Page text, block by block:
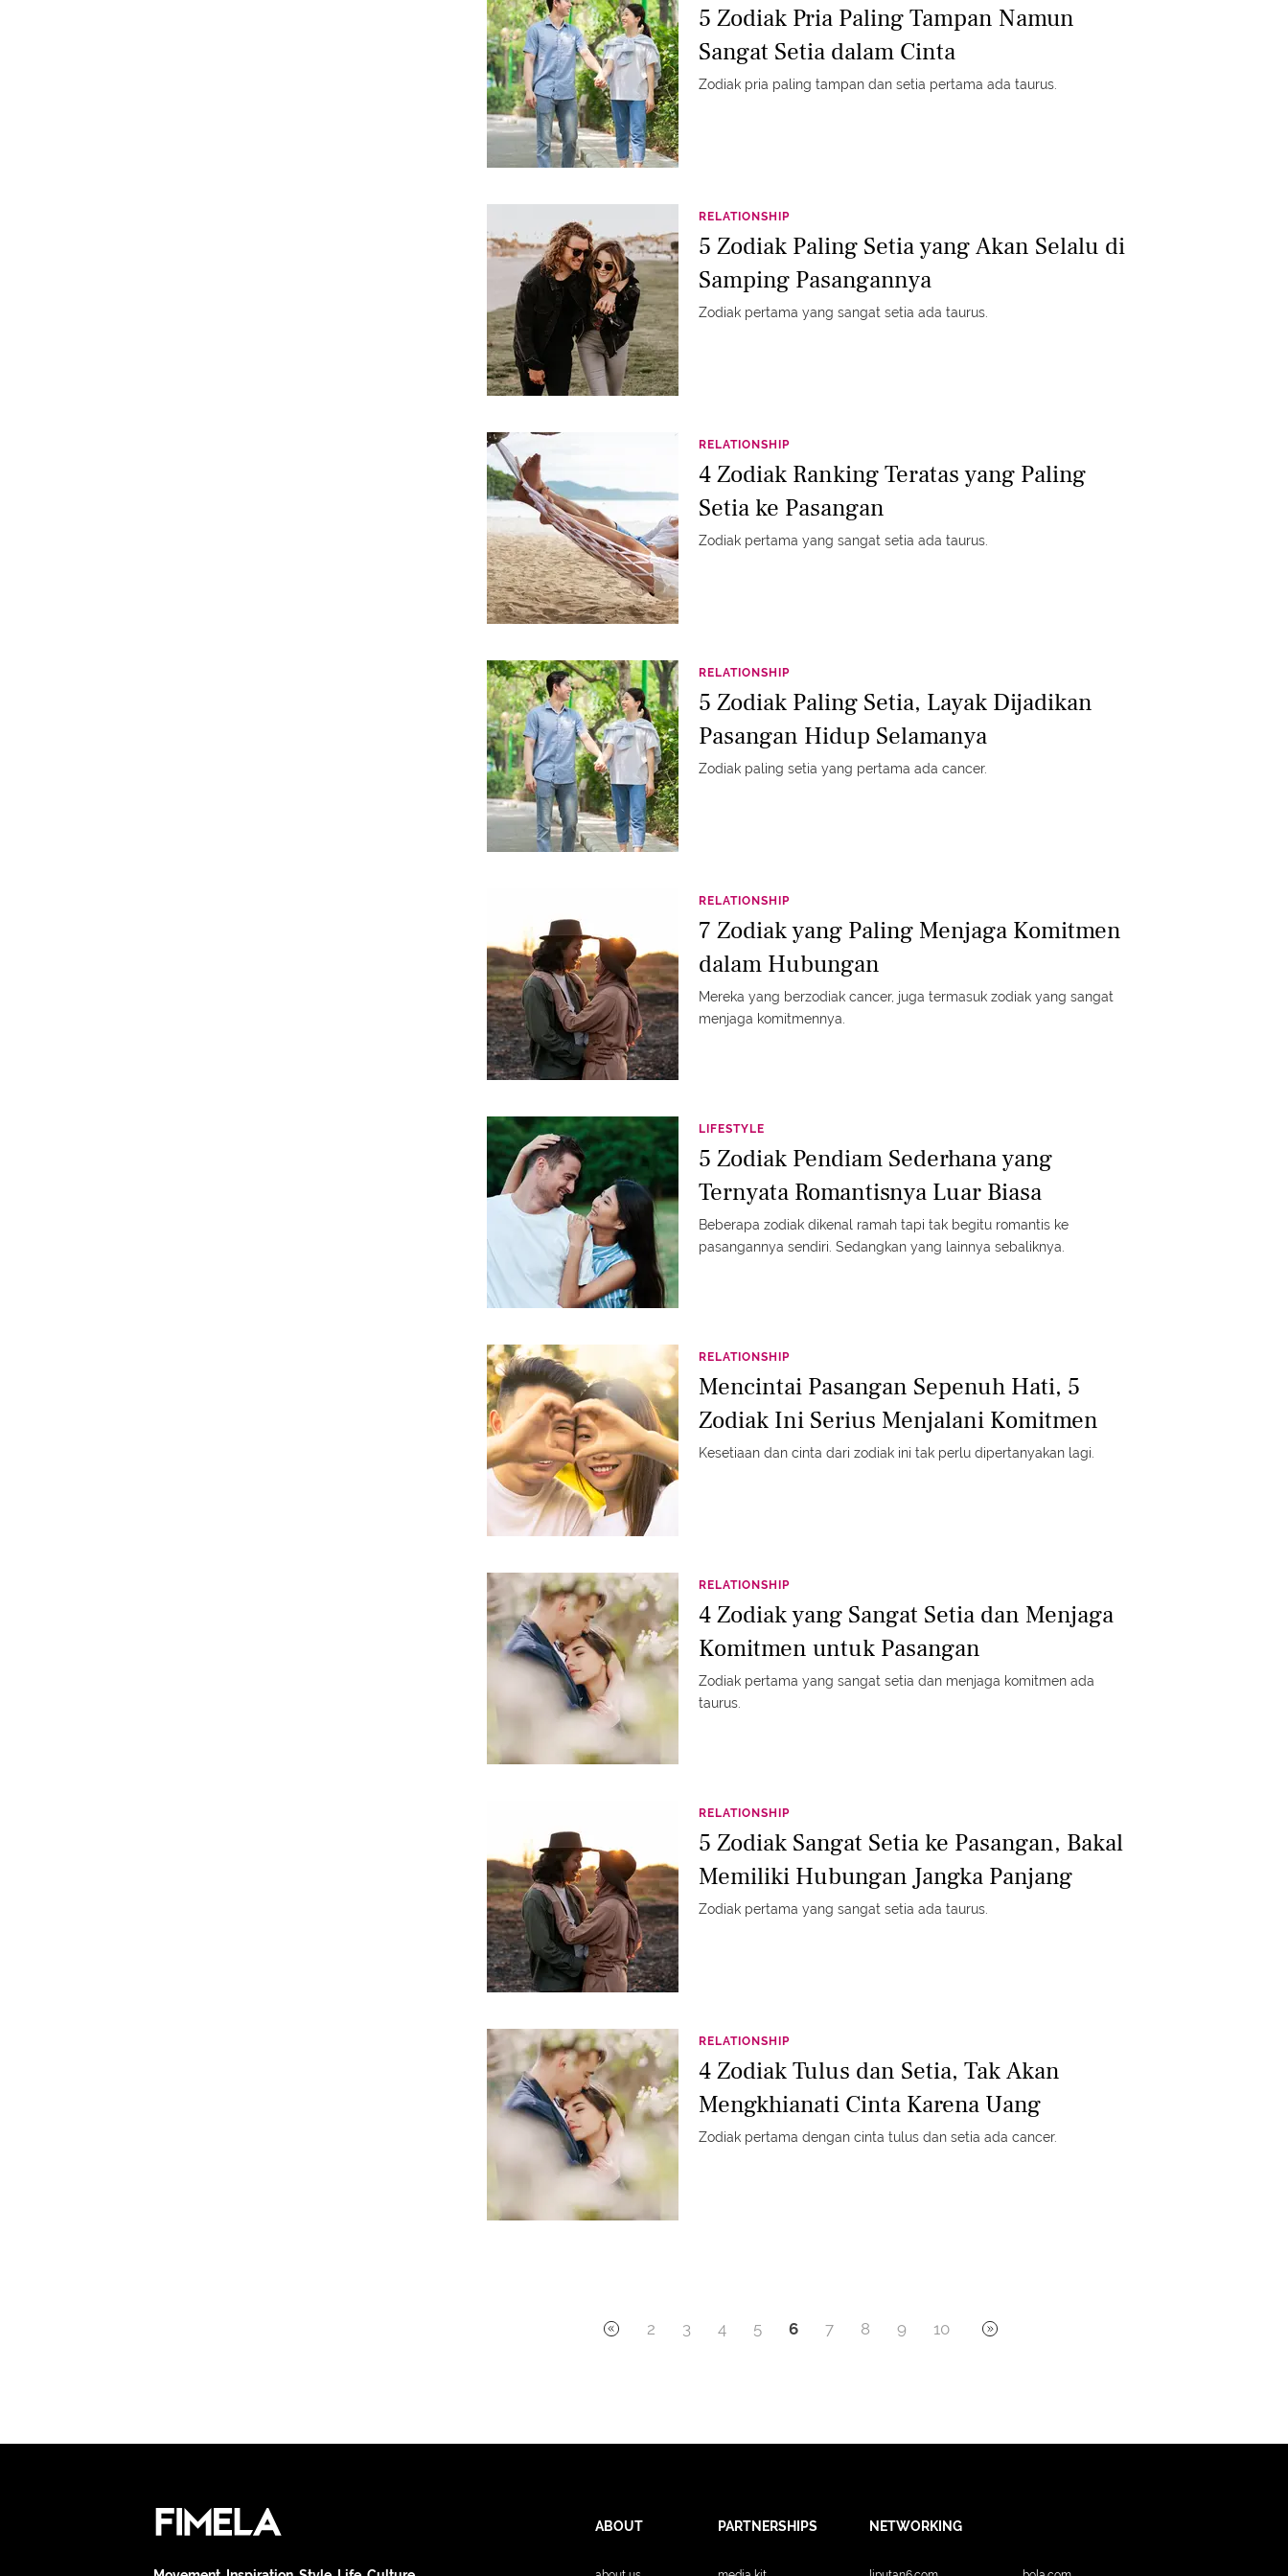
5 Zodiak Pria Paling Tampan Namun
Sangat Setia dalam Cinta
Zodiak pria paling tampan dan setia pertama ada taurus.
RELATIONSHIP
5 Zodiak Paling Setia yang Akan Selalu di
Samping Pasangannya
Zodiak pertama yang sangat setia ada taurus.
RELATIONSHIP
4 Zodiak Ranking Teratas yang Paling
Setia ke Pasangan
Zodiak pertama yang sangat setia ada taurus.
RELATIONSHIP
5 Zodiak Paling Setia, Layak Dijadikan
Pasangan Hidup Selamanya
Zodiak paling setia yang pertama ada cancer.
RELATIONSHIP
7 Zodiak yang Paling Menjaga Komitmen
dalam Hubungan
Mereka yang berzodiak cancer, juga termasuk zodiak yang sangat
menjaga komitmennya.
LIFESTYLE
5 Zodiak Pendiam Sederhana yang
Ternyata Romantisnya Luar Biasa
Beberapa zodiak dikenal ramah tapi tak begitu romantis ke
pasangannya sendiri. Sedangkan yang lainnya sebaliknya.
RELATIONSHIP
Mencintai Pasangan Sepenuh Hati, 5
Zodiak Ini Serius Menjalani Komitmen
Kesetiaan dan cinta dari zodiak ini tak perlu dipertanyakan lagi.
RELATIONSHIP
4 Zodiak yang Sangat Setia dan Menjaga
Komitmen untuk Pasangan
Zodiak pertama yang sangat setia dan menjaga komitmen ada
taurus.
RELATIONSHIP
5 Zodiak Sangat Setia ke Pasangan, Bakal
Memiliki Hubungan Jangka Panjang
Zodiak pertama yang sangat setia ada taurus.
RELATIONSHIP
4 Zodiak Tulus dan Setia, Tak Akan
Mengkhianati Cinta Karena Uang
Zodiak pertama dengan cinta tulus dan setia ada cancer.
2 3 4 5 6 7 8 9 10
ABOUT PARTNERSHIPS NETWORKING